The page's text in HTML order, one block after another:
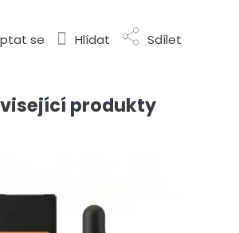
se Hlídat Sdílet
produkty